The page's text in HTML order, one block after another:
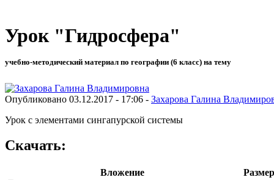
Урок "Гидросфера"
учебно-методический материал по географии (6 класс) на тему
Опубликовано 03.12.2017 - 17:06 - Захарова Галина
Урок с элементами сингапурской системы
Скачать:
Вложение
Размер